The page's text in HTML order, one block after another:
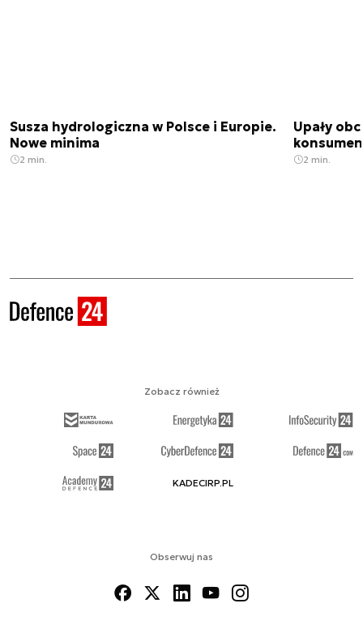
Susza hydrologiczna w Polsce i Europie.
Nowe minima
2 min.
Upały
2 min.
Obserwuj nas
Zobacz również
KADECIRP.PL